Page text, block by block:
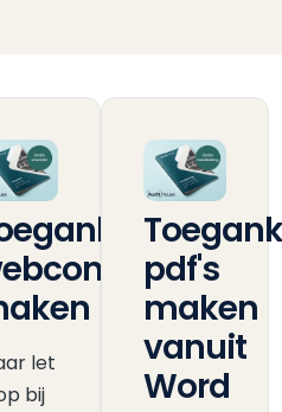
let
bij
pdf's
maken
vanuit
Word